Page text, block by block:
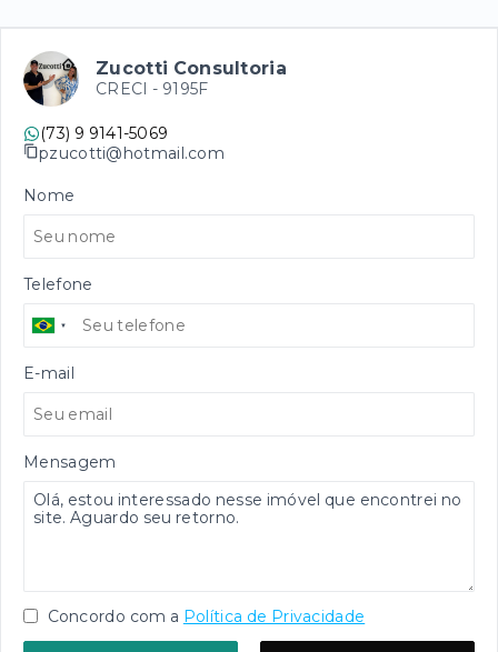
Zucotti Consultoria
CRECI - 9195F
(73) 9 9141-5069
pzucotti@hotmail.com
Nome
Telefone
E-mail
Mensagem
Concordo com a Política de Privacidade